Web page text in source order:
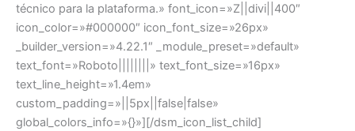
técnico para la plataforma.» font_icon=»Z||divi||400″
icon_color=»#000000″ icon_font_size=»26px»
_builder_version=»4.22.1″ _module_preset=»default»
text_font=»Roboto||||||||» text_font_size=»16px»
text_line_height=»1.4em»
custom_padding=»||5px||false|false»
global_colors_info=»{}»][/dsm_icon_list_child]